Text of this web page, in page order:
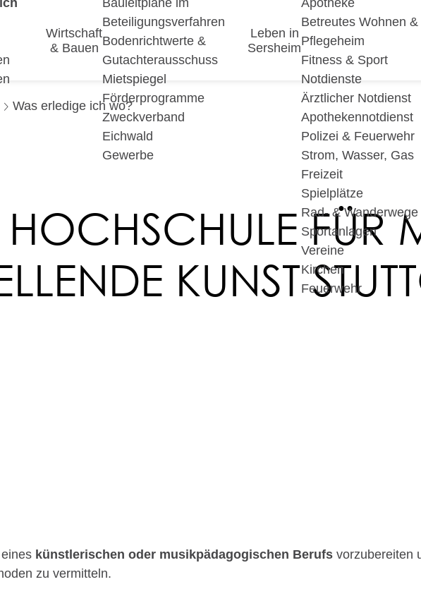
Wirtschaft
& Bauen
Beteiligungsverfahren
Bodenrichtwerte &
Gutachterausschuss
Mietspiegel
Förderprogramme
Zweckverband
Eichwald
Gewerbe
Leben in
Sersheim
Betreutes Wohnen &
Pflegeheim
Fitness & Sport
Notdienste
Ärztlicher Notdienst
Apothekennotdienst
Polizei & Feuerwehr
Strom, Wasser, Gas
Freizeit
Spielplätze
Rad- & Wanderwege
Sportanlagen
Vereine
Kirchen
Feuerwehr
Was erledige ich wo?
FÜR
KUNST
künstlerischen oder musikpädagogischen Berufs vorzubereiten
zu vermitteln.